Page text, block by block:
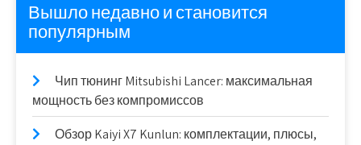
Вышло недавно и становится
популярным
Чип тюнинг Mitsubishi Lancer: максимальная
мощность без компромиссов
Обзор Kaiyi X7 Kunlun: комплектации, плюсы,